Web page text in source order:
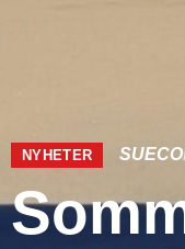
NYHETER SUECO